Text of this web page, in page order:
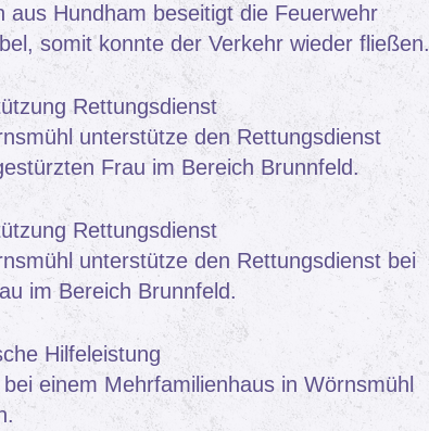
aus Hundham beseitigt die Feuerwehr
somit konnte der Verkehr wieder fließen.
Rettungsdienst
unterstütze den Rettungsdienst
Frau im Bereich Brunnfeld.
Rettungsdienst
unterstütze den Rettungsdienst bei
im Bereich Brunnfeld.
Hilfeleistung
einem Mehrfamilienhaus in Wörnsmühl